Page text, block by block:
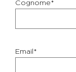
Cognome*
Email*